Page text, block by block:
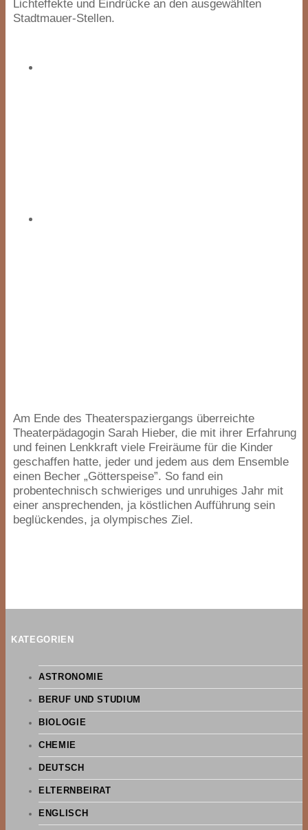
Lichteffekte und Eindrücke an den ausgewählten
Stadtmauer-Stellen.
Am Ende des Theaterspaziergangs überreichte
Theaterpädagogin Sarah Hieber, die mit ihrer Erfahrung
und feinen Lenkkraft viele Freiräume für die Kinder
geschaffen hatte, jeder und jedem aus dem Ensemble
einen Becher„Götterspeise”. So fand ein
probentechnisch schwieriges und unruhiges Jahr mit
einer ansprechenden, ja köstlichen Aufführung sein
beglückendes, ja olympisches Ziel.
KATEGORIEN
ASTRONOMIE
BERUF UND STUDIUM
BIOLOGIE
CHEMIE
DEUTSCH
ELTERNBEIRAT
ENGLISCH